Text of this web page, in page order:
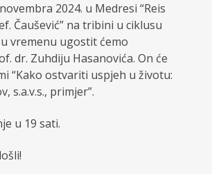
2024. u Medresi “Reis
Čaušević” na tribini u ciklusu
vremenu ugostit ćemo
dr. Zuhdiju Hasanovića. On će
“Kako ostvariti uspjeh u životu:
s.a.v.s., primjer”.
u 19 sati.